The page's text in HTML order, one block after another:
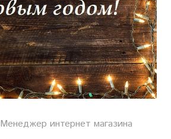
Менеджер интернет магазина